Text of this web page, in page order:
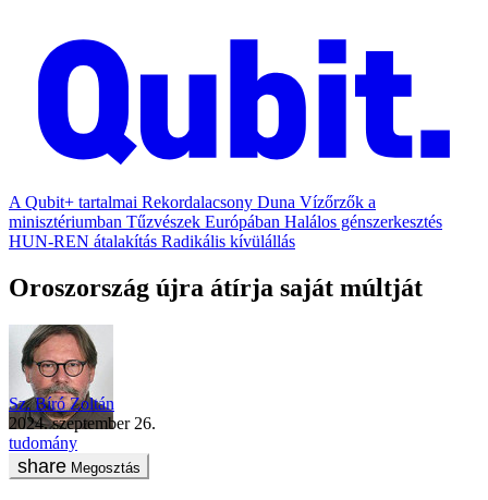
A Qubit+ tartalmai Rekordalacsony Duna Vízőrzők a
minisztériumban Tűzvészek Európában Halálos génszerkesztés
HUN-REN átalakítás Radikális kívülállás
Oroszország újra átírja saját múltját
Sz. Bíró Zoltán
2024. szeptember 26.
tudomány
Megosztás